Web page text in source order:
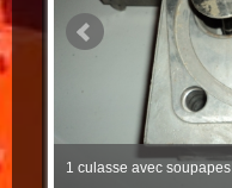
1 culasse avec soupapes